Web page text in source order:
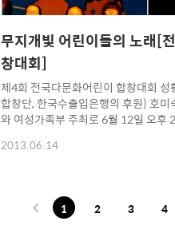
무지개빛 어린이들의 노래[
창대회]
제4회 전국다문화어린이 합창대회
합창단, 한국수출입은행의 후원) 호
와 여성가족부 주최로 6월 12일 오후
대회는 다문화가정 자녀들과 일반가정
2011년도 합창대회를 취재한 적이 있
보 및 현장 취재를 맡아 움직였다. 시
2013.06.14
1 2 3 4